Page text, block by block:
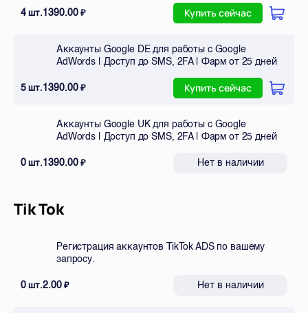
4шт.1390.00₽ Купить сейчас
Аккаунты Google DE для работы с Google
AdWords | Доступ до SMS, 2FA | Фарм от 25 дней
5шт.1390.00₽ Купить сейчас
Аккаунты Google UK для работы с Google
AdWords | Доступ до SMS, 2FA | Фарм от 25 дней
0шт.1390.00₽ Нет в наличии
Tik Tok
Регистрация аккаунтов TikTok ADS по вашему
запросу.
0шт.2.00₽ Нет в наличии